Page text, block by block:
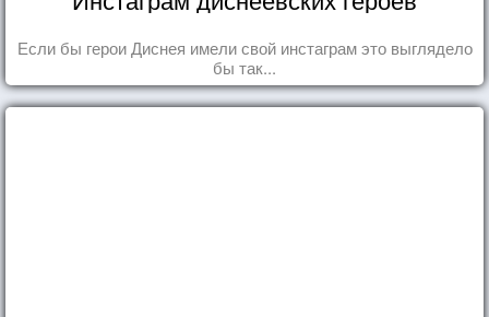
Если бы герои Диснея имели свой инстаграм это выглядело
бы так...